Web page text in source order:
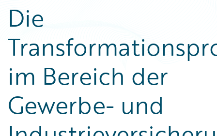
Blog
Help and Support
Insurance Technology FAQ
Customer Viewpoint
Developers
General Interest
Intelligent Experience
Technology
Trends
Die
im Bereich der
Gewerbe- und